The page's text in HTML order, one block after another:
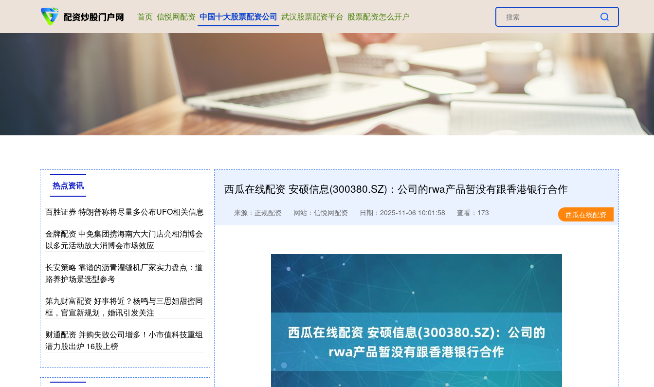
首页 信悦网配资 中国十大股票配资公司 武汉股票配资平台 股票配资怎么开户
西瓜在线配资 安硕信息(300380.SZ)：公司的rwa产品暂没有跟香港银行合作
西瓜在线配资
来源：正规配资 网站：信悦网配资 日期：2025-11-06 10:01:58 查看：173
热点资讯
百胜证券 特朗普称将尽量多公布UFO相关信息
金牌配资 中免集团携海南六大门店亮相消博会
以多元活动放大消博会市场效应
长安策略 靠谱的沥青灌缝机厂家实力盘点：道
路养护场景选型参考
第九财富配资 好事将近？杨鸣与三思姐甜蜜同
框，官宣新规划，婚讯引发关注
财通配资 并购失败公司增多！小市值科技重组
潜力股出炉 16股上榜